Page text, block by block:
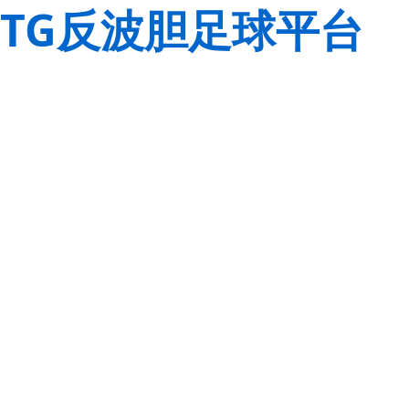
TG反波胆足球平台